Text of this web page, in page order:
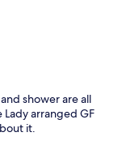
shower are all
arranged GF
it.